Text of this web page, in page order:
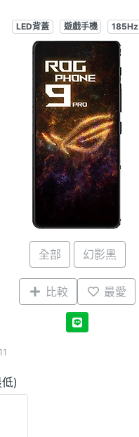
LED背蓋 遊戲手機 185Hz
全部 幻影黑
比較 最愛
)